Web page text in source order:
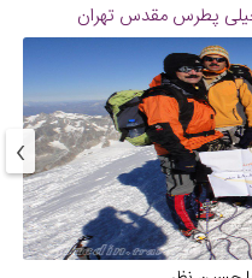
پطرس مقدس تهران
›